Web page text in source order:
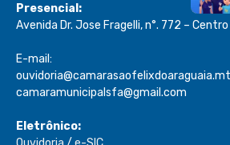
Presencial:
Avenida Dr. Jose Fragelli, n°. 772 –
E-mail:
camaramunicipalsfa@gmail.com
Eletrônico: